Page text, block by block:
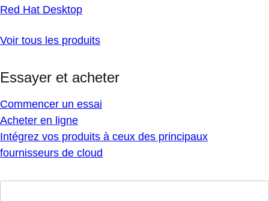
Red Hat Desktop
Voir tous les produits
Essayer et acheter
Commencer un essai
Acheter en ligne
Intégrez vos produits à ceux des principaux
fournisseurs de cloud